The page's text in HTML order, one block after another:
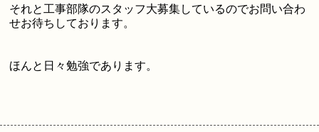
それと工事部隊のスタッフ大募集しているのでお問い合わ
せお待ちしております。
ほんと日々勉強であります。